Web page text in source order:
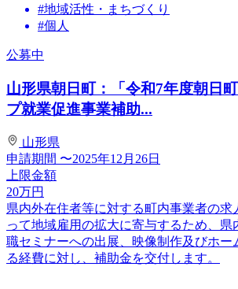
#地域活性・まちづくり
#個人
公募中
山形県朝日町：「令和7年度朝日
プ就業促進事業補助...
山形県
申請期間 〜2025年12月26日
上限金額
20万円
県内外在住者等に対する町内事業者の求
って地域雇用の拡大に寄与するため、県
職セミナーへの出展、映像制作及びホー
る経費に対し、補助金を交付します。